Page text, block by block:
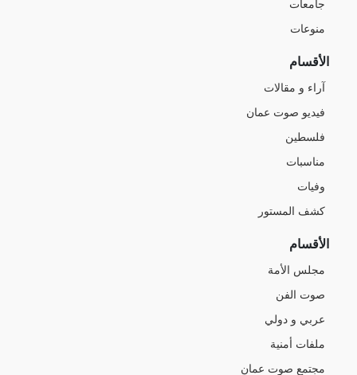
جامعات
منوعات
الأقسام
آراء و مقالات
فيديو صوت عمان
فلسطين
مناسبات
وفيات
كشف المستور
الأقسام
مجلس الأمة
صوت الفن
عربي و دولي
ملفات أمنية
مجتمع صوت عمان